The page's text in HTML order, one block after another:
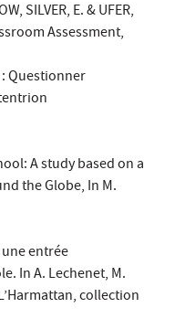
SILVER, E. & UFER,
Assessment,
: Questionner
A study based on a
the Globe, In M.
entrée
In A. Lechenet, M.
collection